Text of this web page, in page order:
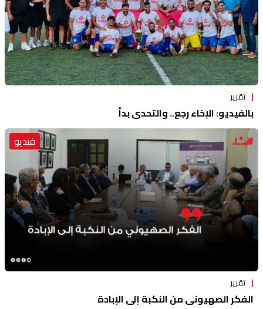
تقرير
بالفيديو: الإخاء رجع.. والتحدي بدأ
فيديو
تقرير
الفكر الصهيوني من النكبة إلى الإبادة